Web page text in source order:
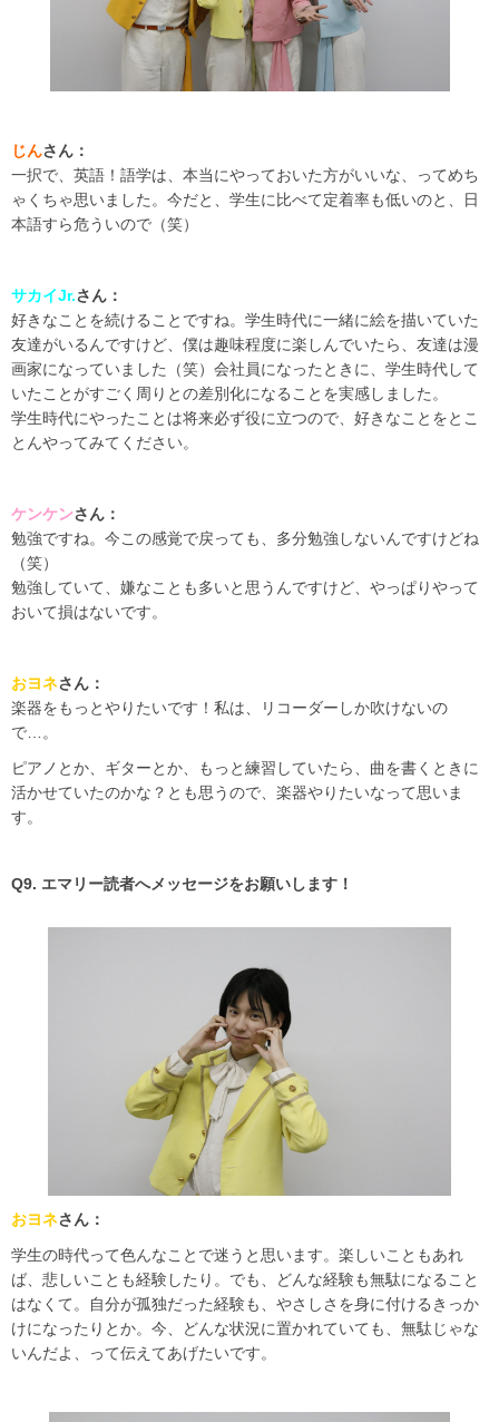
じんさん：
一択で、英語！語学は、本当にやっておいた方がいいな、ってめち
ゃくちゃ思いました。今だと、学生に比べて定着率も低いのと、日
本語すら危ういので（笑）
サカイJr.さん：
好きなことを続けることですね。学生時代に一緒に絵を描いていた
友達がいるんですけど、僕は趣味程度に楽しんでいたら、友達は漫
画家になっていました（笑）会社員になったときに、学生時代して
いたことがすごく周りとの差別化になることを実感しました。
学生時代にやったことは将来必ず役に立つので、好きなことをとこ
とんやってみてください。
ケンケンさん：
勉強ですね。今この感覚で戻っても、多分勉強しないんですけどね
（笑）
勉強していて、嫌なことも多いと思うんですけど、やっぱりやって
おいて損はないです。
おヨネさん：
楽器をもっとやりたいです！私は、リコーダーしか吹けないの
で…。
ピアノとか、ギターとか、もっと練習していたら、曲を書くときに
活かせていたのかな？とも思うので、楽器やりたいなって思いま
す。
Q9. エマリー読者へメッセージをお願いします！
おヨネさん：
学生の時代って色んなことで迷うと思います。楽しいこともあれ
ば、悲しいことも経験したり。でも、どんな経験も無駄になること
はなくて。自分が孤独だった経験も、やさしさを身に付けるきっか
けになったりとか。今、どんな状況に置かれていても、無駄じゃな
いんだよ、って伝えてあげたいです。